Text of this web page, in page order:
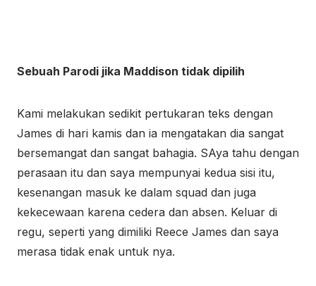
Sebuah Parodi jika Maddison tidak dipilih
Kami melakukan sedikit pertukaran teks dengan
James di hari kamis dan ia mengatakan dia sangat
bersemangat dan sangat bahagia. SAya tahu dengan
perasaan itu dan saya mempunyai kedua sisi itu,
kesenangan masuk ke dalam squad dan juga
kekecewaan karena cedera dan absen. Keluar di
regu, seperti yang dimiliki Reece James dan saya
merasa tidak enak untuk nya.